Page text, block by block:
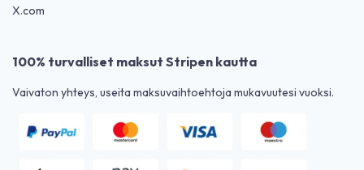
X.com
100% turvalliset maksut Stripen kautta
Vaivaton yhteys, useita maksuvaihtoehtoja mukavuutesi vuoksi.